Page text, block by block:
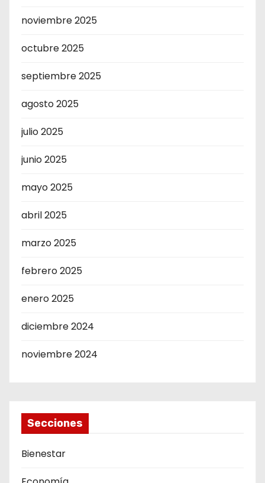
noviembre 2025
octubre 2025
septiembre 2025
agosto 2025
julio 2025
junio 2025
mayo 2025
abril 2025
marzo 2025
febrero 2025
enero 2025
diciembre 2024
noviembre 2024
Secciones
Bienestar